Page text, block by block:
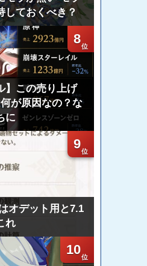
しておくべき？
8
】この売り上げ
が原因なの？な
に
9
オデット用と7.1
れ
10